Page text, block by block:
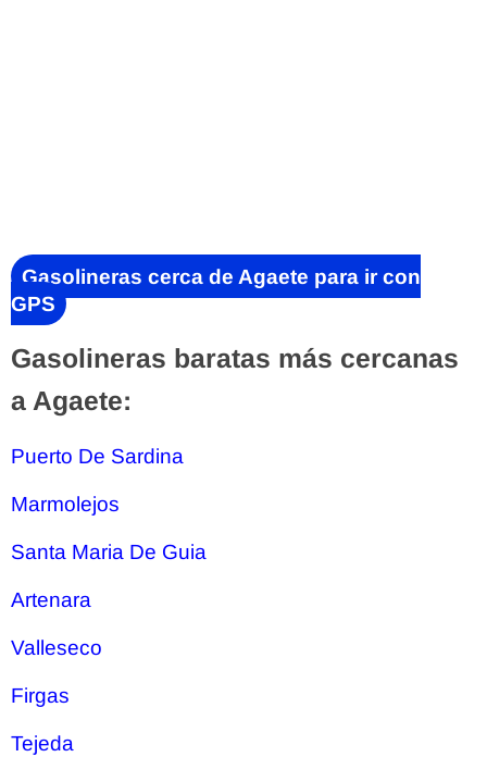
Gasolineras cerca de Agaete para ir con
GPS
Gasolineras baratas más cercanas
a Agaete:
Puerto De Sardina
Marmolejos
Santa Maria De Guia
Artenara
Valleseco
Firgas
Tejeda